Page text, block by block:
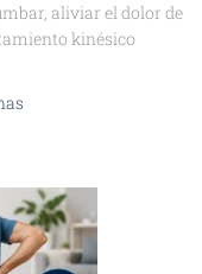
aliviar el dolor de
kinésico